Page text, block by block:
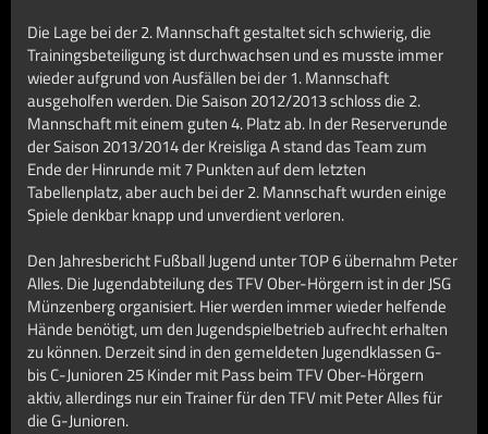
Die Lage bei der 2. Mannschaft gestaltet sich schwierig, die
Trainingsbeteiligung ist durchwachsen und es musste immer
wieder aufgrund von Ausfällen bei der 1. Mannschaft
ausgeholfen werden. Die Saison 2012/2013 schloss die 2.
Mannschaft mit einem guten 4. Platz ab. In der Reserverunde
der Saison 2013/2014 der Kreisliga A stand das Team zum
Ende der Hinrunde mit 7 Punkten auf dem letzten
Tabellenplatz, aber auch bei der 2. Mannschaft wurden einige
Spiele denkbar knapp und unverdient verloren.
Den Jahresbericht Fußball Jugend unter TOP 6 übernahm Peter
Alles. Die Jugendabteilung des TFV Ober-Hörgern ist in der JSG
Münzenberg organisiert. Hier werden immer wieder helfende
Hände benötigt, um den Jugendspielbetrieb aufrecht erhalten
zu können. Derzeit sind in den gemeldeten Jugendklassen G-
bis C-Junioren 25 Kinder mit Pass beim TFV Ober-Hörgern
aktiv, allerdings nur ein Trainer für den TFV mit Peter Alles für
die G-Junioren.